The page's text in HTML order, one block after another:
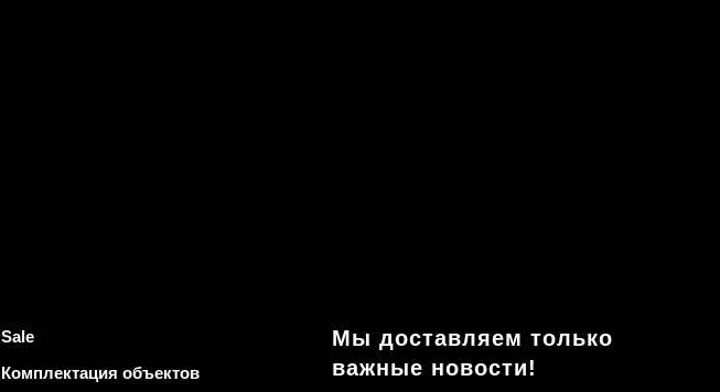
Sale
Комплектация объектов
Мы доставляем только
важные новости!